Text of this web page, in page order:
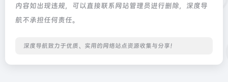
内容如出现违规，可以直接联系网站管理员进行删除，深度导
航不承担任何责任。
深度导航致力于优质、实用的网络站点资源收集与分享！